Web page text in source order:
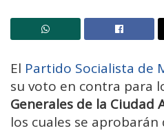
El Partido Socialista de
su voto en contra para
Generales de la Ciudad
los cuales se